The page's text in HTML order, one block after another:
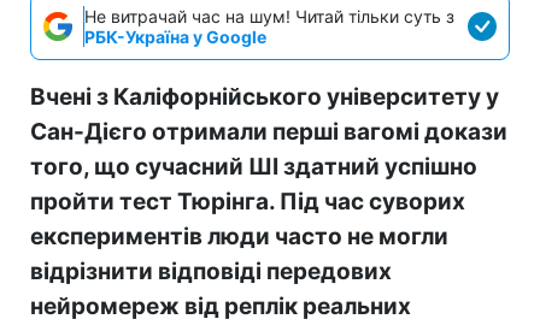
Не витрачай час на шум! Читай тільки суть з
РБК-Україна у Google
Вчені з Каліфорнійського університету у
Сан-Дієго отримали перші вагомі докази
того, що сучасний ШІ здатний успішно
пройти тест Тюрінга. Під час суворих
експериментів люди часто не могли
відрізнити відповіді передових
нейромереж від реплік реальних